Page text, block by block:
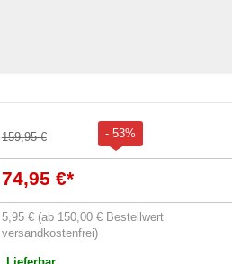
159,95 € - 53%
74,95 €*
5,95 € (ab 150,00 € Bestellwert
versandkostenfrei)
Lieferbar